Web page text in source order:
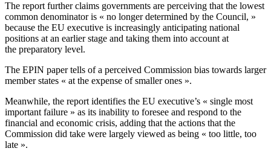
The report further claims governments are perceiving that the lowest
common denominator is « no longer determined by the Council, »
because the EU executive is increasingly anticipating national
positions at an earlier stage and taking them into account at
the preparatory level.
The EPIN paper tells of a perceived Commission bias towards larger
member states « at the expense of smaller ones ».
Meanwhile, the report identifies the EU executive’s « single most
important failure » as its inability to foresee and respond to the
financial and economic crisis, adding that the actions that the
Commission did take were largely viewed as being « too little, too
late ».